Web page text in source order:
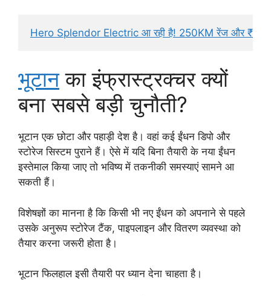
Hero Splendor Electric आ रही है! 250KM रेंज और ₹1
भूटानका इंफ्रास्ट्रक्चर क्यों
बना सबसे बड़ी चुनौती?
भूटान एक छोटा और पहाड़ी देश है। वहां कई ईंधन डिपो और
स्टोरेज सिस्टम पुराने हैं। ऐसे में यदि बिना तैयारी के नया ईंधन
इस्तेमाल किया जाए तो भविष्य में तकनीकी समस्याएं सामने आ
सकती हैं।
विशेषज्ञों का मानना है कि किसी भी नए ईंधन को अपनाने से पहले
उसके अनुरूप स्टोरेज टैंक, पाइपलाइन और वितरण व्यवस्था को
तैयार करना जरूरी होता है।
भूटान फिलहाल इसी तैयारी पर ध्यान देना चाहता है।